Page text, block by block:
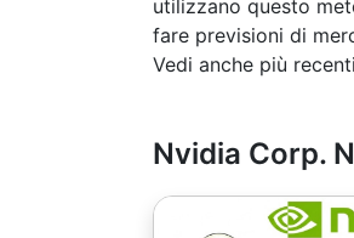
utilizzano questo
fare previsioni di
Vedi anche più
Nvidia Corp.